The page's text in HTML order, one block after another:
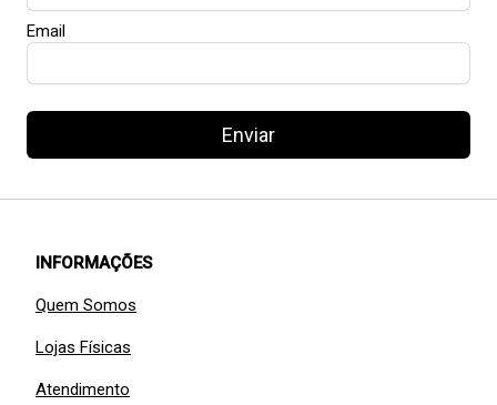
Email
Enviar
INFORMAÇÕES
Quem Somos
Lojas Físicas
Atendimento